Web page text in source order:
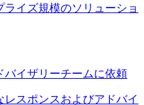
イズ規模のソリューショ
バイザリーチームに依頼
スポンスおよびアドバイ